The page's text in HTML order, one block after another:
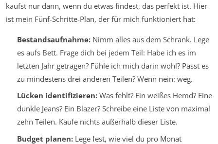
kaufst nur dann, wenn du etwas findest, das perfekt ist. Hier
ist mein Fünf-Schritte-Plan, der für mich funktioniert hat:
Bestandsaufnahme:Nimm alles aus dem Schrank. Lege
es aufs Bett. Frage dich bei jedem Teil: Habe ich es im
letzten Jahr getragen? Fühle ich mich darin wohl? Passt es
zu mindestens drei anderen Teilen? Wenn nein: weg.
Lücken identifizieren:Was fehlt? Ein weißes Hemd? Eine
dunkle Jeans? Ein Blazer? Schreibe eine Liste von maximal
zehn Teilen. Kaufe nichts außerhalb dieser Liste.
Budget planen:Lege fest, wie viel du pro Monat